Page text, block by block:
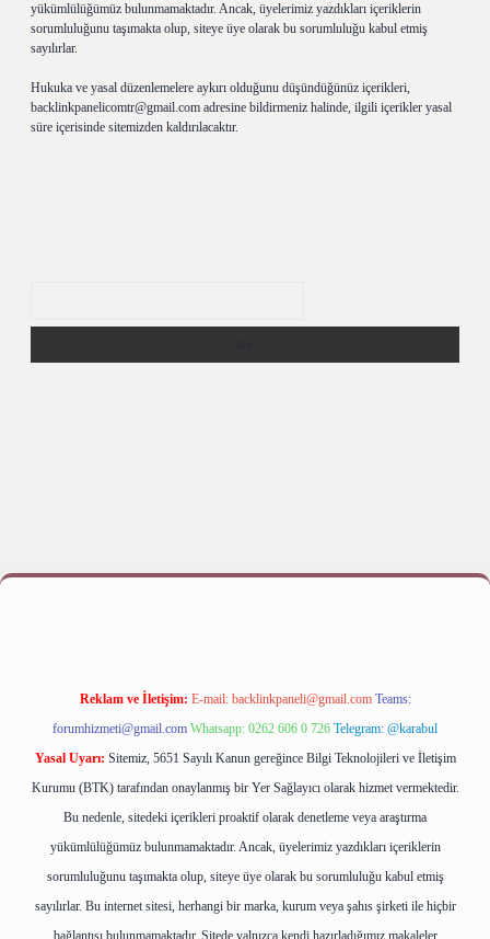
yükümlülüğümüz bulunmamaktadır. Ancak, üyelerimiz yazdıkları içeriklerin
sorumluluğunu taşımakta olup, siteye üye olarak bu sorumluluğu kabul etmiş
sayılırlar.
Hukuka ve yasal düzenlemelere aykırı olduğunu düşündüğünüz içerikleri,
backlinkpanelicomtr@gmail.com adresine bildirmeniz halinde, ilgili içerikler yasal
süre içerisinde sitemizden kaldırılacaktır.
betexper bahis
Reklam ve İletişim: E-mail: backlinkpaneli@gmail.com Teams:
forumhizmeti@gmail.com Whatsapp: 0262 606 0 726 Telegram: @karabul
Yasal Uyarı: Sitemiz, 5651 Sayılı Kanun gereğince Bilgi Teknolojileri ve İletişim
Kurumu (BTK) tarafından onaylanmış bir Yer Sağlayıcı olarak hizmet vermektedir.
Bu nedenle, sitedeki içerikleri proaktif olarak denetleme veya araştırma
yükümlülüğümüz bulunmamaktadır. Ancak, üyelerimiz yazdıkları içeriklerin
sorumluluğunu taşımakta olup, siteye üye olarak bu sorumluluğu kabul etmiş
sayılırlar. Bu internet sitesi, herhangi bir marka, kurum veya şahıs şirketi ile hiçbir
bağlantısı bulunmamaktadır. Sitede yalnızca kendi hazırladığımız makaleler